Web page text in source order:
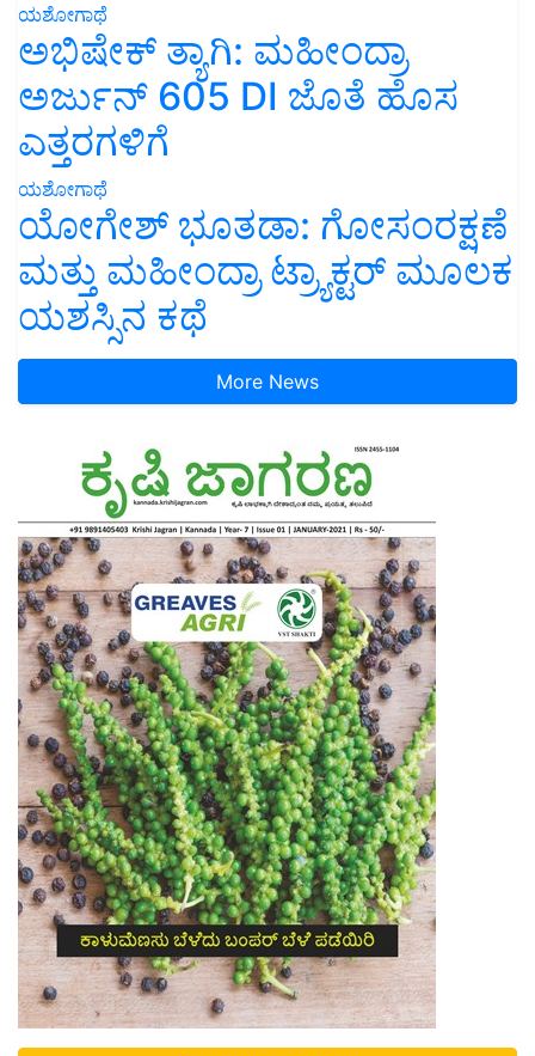
ಯಶೋಗಾಥೆ
ಅಭಿಷೇಕ್ ತ್ಯಾಗಿ: ಮಹೀಂದ್ರಾ
ಅರ್ಜುನ್ 605 DI ಜೊತೆ ಹೊಸ
ಎತ್ತರಗಳಿಗೆ
ಯಶೋಗಾಥೆ
ಯೋಗೇಶ್ ಭೂತಡಾ: ಗೋಸಂರಕ್ಷಣೆ
ಮತ್ತು ಮಹೀಂದ್ರಾ ಟ್ರ್ಯಾಕ್ಟರ್ ಮೂಲಕ
ಯಶಸ್ಸಿನ ಕಥೆ
More News